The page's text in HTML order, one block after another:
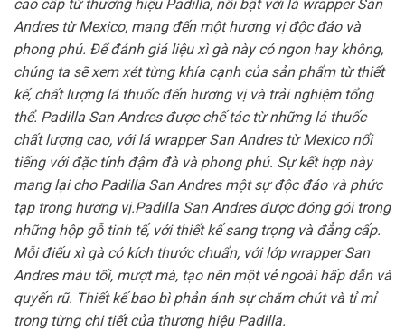
cao cấp từ thương hiệu Padilla, nổi bật với lá wrapper San
Andres từ Mexico, mang đến một hương vị độc đáo và
phong phú. Để đánh giá liệu xì gà này có ngon hay không,
chúng ta sẽ xem xét từng khía cạnh của sản phẩm từ thiết
kế, chất lượng lá thuốc đến hương vị và trải nghiệm tổng
thể. Padilla San Andres được chế tác từ những lá thuốc
chất lượng cao, với lá wrapper San Andres từ Mexico nổi
tiếng với đặc tính đậm đà và phong phú. Sự kết hợp này
mang lại cho Padilla San Andres một sự độc đáo và phức
tạp trong hương vị.Padilla San Andres được đóng gói trong
những hộp gỗ tinh tế, với thiết kế sang trọng và đẳng cấp.
Mỗi điếu xì gà có kích thước chuẩn, với lớp wrapper San
Andres màu tối, mượt mà, tạo nên một vẻ ngoài hấp dẫn và
quyến rũ. Thiết kế bao bì phản ánh sự chăm chút và tỉ mỉ
trong từng chi tiết của thương hiệu Padilla.